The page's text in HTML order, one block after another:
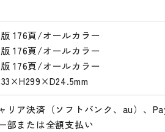
176頁/オールカラー
176頁/オールカラー
176頁/オールカラー
リア決済（ソフトバンク、au）、
部または全額支払い